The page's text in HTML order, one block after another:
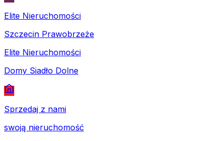
Elite Nieruchomości
Szczecin Prawobrzeże
Elite Nieruchomości
Domy Siadło Dolne
Sprzedaj z nami
swoją nieruchomość